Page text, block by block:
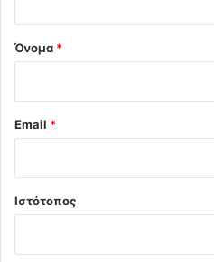
Όνομα *
Email *
Ιστότοπος